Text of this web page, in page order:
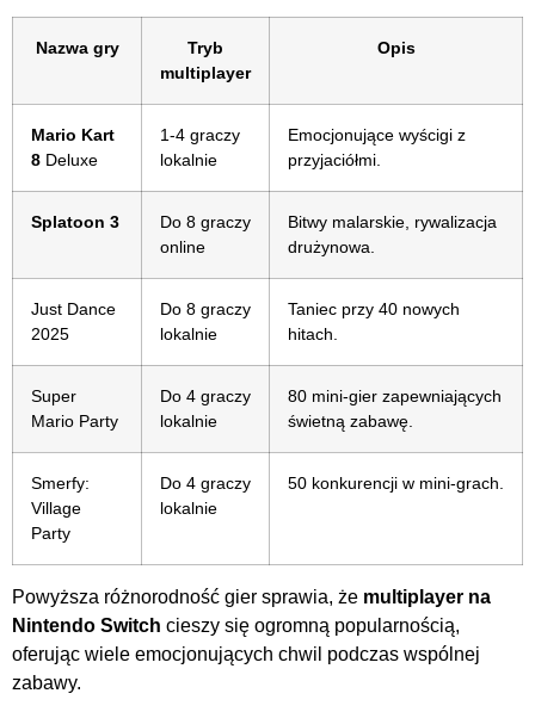
Nazwa gry
Tryb
multiplayer
Opis
Mario Kart
8 Deluxe
1-4 graczy
lokalnie
Emocjonujące wyścigi z
przyjaciółmi.
Splatoon 3
Do 8 graczy
online
Bitwy malarskie, rywalizacja
drużynowa.
Just Dance
2025
Do 8 graczy
lokalnie
Taniec przy 40 nowych
hitach.
Super
Mario Party
Do 4 graczy
lokalnie
80 mini-gier zapewniających
świetną zabawę.
Smerfy:
Village
Party
Do 4 graczy
lokalnie
50 konkurencji w mini-grach.
Powyższa różnorodność gier sprawia, że multiplayer na
Nintendo Switch cieszy się ogromną popularnością,
oferując wiele emocjonujących chwil podczas wspólnej
zabawy.